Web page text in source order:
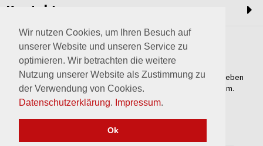
Wir nutzen Cookies, um Ihren Besuch auf
unserer Website und unseren Service zu
optimieren. Wir betrachten die weitere
Nutzung unserer Website als Zustimmung zu
der Verwendung von Cookies.
Datenschutzerklärung. Impressum.
Ok
Kontakt
Weltweit setzen wir unsere Erfahrungswerte und unser Streben
nach innovativen Lösungen in unvergleichliche Anlagen um.
Erfahren Sie mehr über uns.